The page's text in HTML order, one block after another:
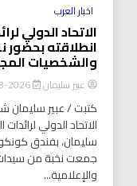
اخبار العرب
الاتحاد الدولي
انطلاقته بحضور
والشخصيات
عبير سليمان 2026-08-06
كتبت / عبير سليمان
الاتحاد الدولي
سليمان، بفندق
جمعت نخبة من
والإعلامية...